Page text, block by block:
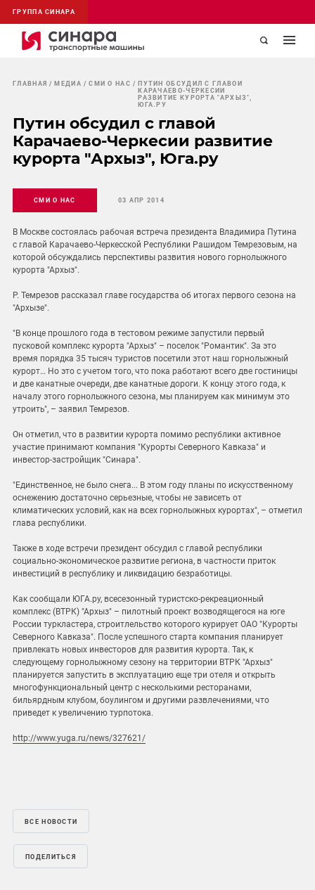
ГРУППА СИНАРА
ГЛАВНАЯ МЕДИА СМИ О НАС
ПУТИН ОБСУДИЛ С ГЛАВОЙ
КАРАЧАЕВО-ЧЕРКЕСИИ
РАЗВИТИЕ КУРОРТА "АРХЫЗ",
ЮГА.РУ
Путин обсудил с главой
Карачаево-Черкесии развитие
курорта "Архыз", Юга.ру
СМИ О НАС 03 АПР 2014
В Москве состоялась рабочая встреча президента Владимира Путина
с главой Карачаево-Черкесской Республики Рашидом Темрезовым, на
которой обсуждались перспективы развития нового горнолыжного
курорта "Архыз".
Р. Темрезов рассказал главе государства об итогах первого сезона на
"Архызе".
"В конце прошлого года в тестовом режиме запустили первый
пусковой комплекс курорта "Архыз" – поселок "Романтик". За это
время порядка 35 тысяч туристов посетили этот наш горнолыжный
курорт… Но это с учетом того, что пока работают всего две гостиницы
и две канатные очереди, две канатные дороги. К концу этого года, к
началу этого горнолыжного сезона, мы планируем как минимум это
утроить", – заявил Темрезов.
Он отметил, что в развитии курорта помимо республики активное
участие принимают компания "Курорты Северного Кавказа" и
инвестор-застройщик "Синара".
"Единственное, не было снега... В этом году планы по искусственному
оснежению достаточно серьезные, чтобы не зависеть от
климатических условий, как на всех горнолыжных курортах", – отметил
глава республики.
Также в ходе встречи президент обсудил с главой республики
социально-экономическое развитие региона, в частности приток
инвестиций в республику и ликвидацию безработицы.
Как сообщали ЮГА.ру, всесезонный туристско-рекреационный
комплекс (ВТРК) "Архыз" – пилотный проект возводящегося на юге
России туркластера, строитлельство которого курирует ОАО "Курорты
Северного Кавказа". После успешного старта компания планирует
привлекать новых инвесторов для развития курорта. Так, к
следующему горнолыжному сезону на территории ВТРК "Архыз"
планируется запустить в эксплуатацию еще три отеля и открыть
многофункциональный центр с несколькими ресторанами,
бильярдным клубом, боулингом и другими развлечениями, что
приведет к увеличению турпотока.
http://www.yuga.ru/news/327621/
ВСЕ НОВОСТИ
ПОДЕЛИТЬСЯ